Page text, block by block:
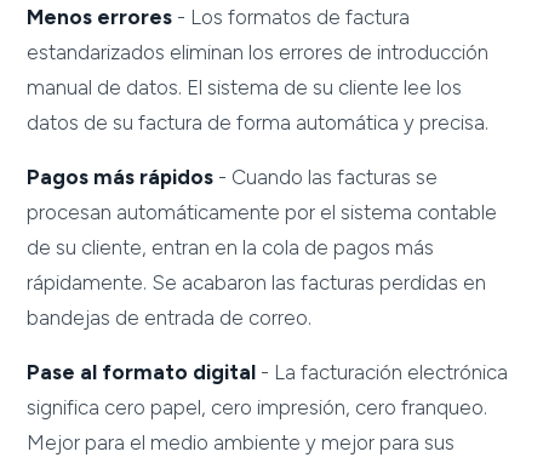
Menos errores - Los formatos de factura
estandarizados eliminan los errores de introducción
manual de datos. El sistema de su cliente lee los
datos de su factura de forma automática y precisa.
Pagos más rápidos - Cuando las facturas se
procesan automáticamente por el sistema contable
de su cliente, entran en la cola de pagos más
rápidamente. Se acabaron las facturas perdidas en
bandejas de entrada de correo.
Pase al formato digital - La facturación electrónica
significa cero papel, cero impresión, cero franqueo.
Mejor para el medio ambiente y mejor para sus